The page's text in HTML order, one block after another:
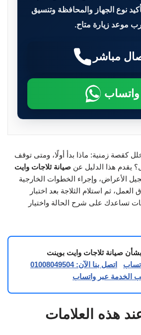
نوع الجهاز والمحافظة وتنسيق
موعد زيارة متاح.
مباشر
واتساب
كقصة زمنية: ماذا بدأ أولًا، ومتى توقف
يقدم هذا الدليل عن صيانة ثلاجات وايت
الأعراض، وإجراء الخطوات الخارجية
العمل، ثم استلام الثلاجة بعد اختبار
تساعدك على شرح الحالة واختيار
صيانة ثلاجات وايت بوينت
اتصل بنا الآن: 01008049504
الخدمة عبر واتساب
هذه العلامات